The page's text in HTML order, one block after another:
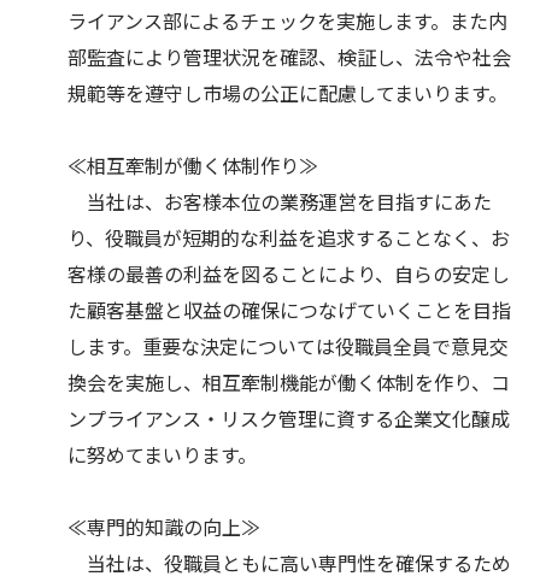
ライアンス部によるチェックを実施します。また内
部監査により管理状況を確認、検証し、法令や社会
規範等を遵守し市場の公正に配慮してまいります。
≪相互牽制が働く体制作り≫
当社は、お客様本位の業務運営を目指すにあた
り、役職員が短期的な利益を追求することなく、お
客様の最善の利益を図ることにより、自らの安定し
た顧客基盤と収益の確保につなげていくことを目指
します。重要な決定については役職員全員で意見交
換会を実施し、相互牽制機能が働く体制を作り、コ
ンプライアンス・リスク管理に資する企業文化醸成
に努めてまいります。
≪専門的知識の向上≫
当社は、役職員ともに高い専門性を確保するため